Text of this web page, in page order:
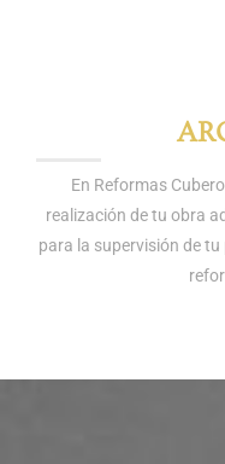
En Reformas
realización de tu obra
para la supervisión de